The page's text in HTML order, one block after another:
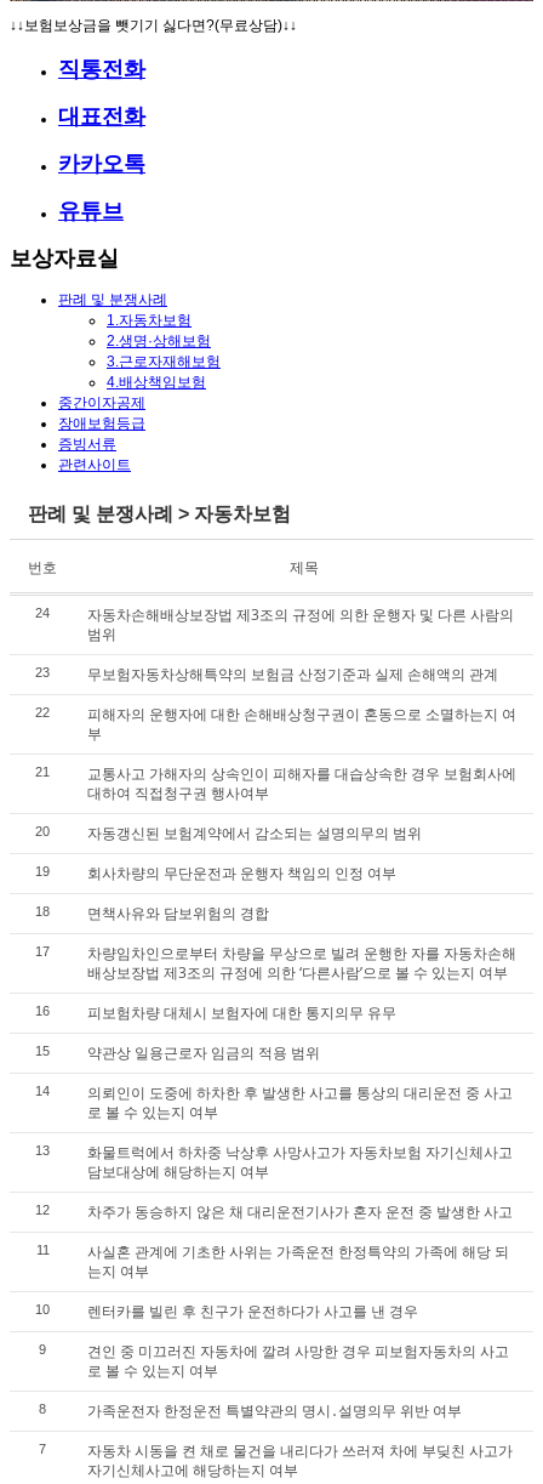
↓↓보험보상금을 뺏기기 싫다면?(무료상담)↓↓
직통전화
대표전화
카카오톡
유튜브
보상자료실
판례 및 분쟁사례
1.자동차보험
2.생명·상해보험
3.근로자재해보험
4.배상책임보험
중간이자공제
장애보험등급
증빙서류
관련사이트
판례 및 분쟁사례 > 자동차보험
번호 제목
24
자동차손해배상보장법 제3조의 규정에 의한 운행자 및 다른 사람의
범위
23 무보험자동차상해특약의 보험금 산정기준과 실제 손해액의 관계
22
피해자의 운행자에 대한 손해배상청구권이 혼동으로 소멸하는지 여
부
21
교통사고 가해자의 상속인이 피해자를 대습상속한 경우 보험회사에
대하여 직접청구권 행사여부
20 자동갱신된 보험계약에서 감소되는 설명의무의 범위
19 회사차량의 무단운전과 운행자 책임의 인정 여부
18 면책사유와 담보위험의 경합
17
차량임차인으로부터 차량을 무상으로 빌려 운행한 자를 자동차손해
배상보장법 제3조의 규정에 의한 ‘다른사람’으로 볼 수 있는지 여부
16 피보험차량 대체시 보험자에 대한 통지의무 유무
15 약관상 일용근로자 임금의 적용 범위
14
의뢰인이 도중에 하차한 후 발생한 사고를 통상의 대리운전 중 사고
로 볼 수 있는지 여부
13
화물트럭에서 하차중 낙상후 사망사고가 자동차보험 자기신체사고
담보대상에 해당하는지 여부
12 차주가 동승하지 않은 채 대리운전기사가 혼자 운전 중 발생한 사고
11
사실혼 관계에 기초한 사위는 가족운전 한정특약의 가족에 해당 되
는지 여부
10 렌터카를 빌린 후 친구가 운전하다가 사고를 낸 경우
9
견인 중 미끄러진 자동차에 깔려 사망한 경우 피보험자동차의 사고
로 볼 수 있는지 여부
8 가족운전자 한정운전 특별약관의 명시․설명의무 위반 여부
7
자동차 시동을 켠 채로 물건을 내리다가 쓰러져 차에 부딪친 사고가
자기신체사고에 해당하는지 여부